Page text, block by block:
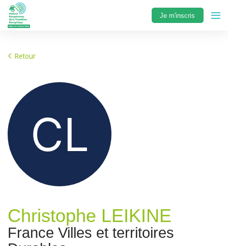
Je m'inscris
Retour
Christophe LEIKINE
France Villes et territoires